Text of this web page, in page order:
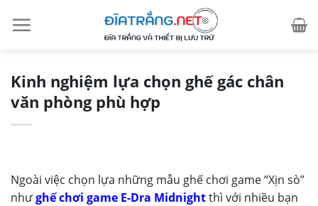
Kinh nghiệm lựa chọn ghế gác chân
văn phòng phù hợp
Ngoài việc chọn lựa những mẫu ghế chơi game “Xịn sò”
nhưghế chơi game E-Dra Midnightthì với nhiều bạn